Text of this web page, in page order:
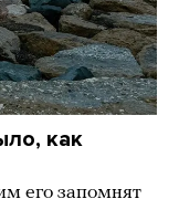
как
его запомнят